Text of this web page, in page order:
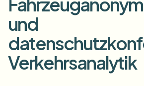
Gesichtstausch - Video
Video-Intelligenz
Massen-
Hochdurchsatz-Pipelines
Alles weichzeichnen
Enterprise-Zonen, Richtlinien und
und
Verkehrsanalytik